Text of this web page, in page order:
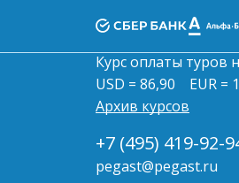
Курс оплаты туров
USD = 86,90
EUR =
Архив курсов
+7 (495) 419-92-
pegast@pegast.ru